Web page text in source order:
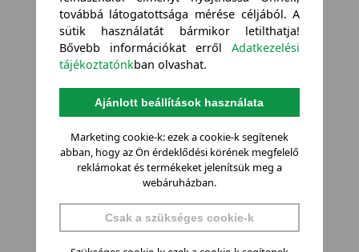
továbbá látogatottsága mérése céljából. A
sütik használatát bármikor letilthatja!
Bővebb információkat errőlAdatkezelési
tájékoztatónkban olvashat.
Ajánlott beállítások használata
Marketing cookie-k: ezek a cookie-k segítenek
abban, hogy az Ön érdeklődési körének megfelelő
reklámokat és termékeket jelenítsük meg a
webáruházban.
Csak a szükséges cookie-k